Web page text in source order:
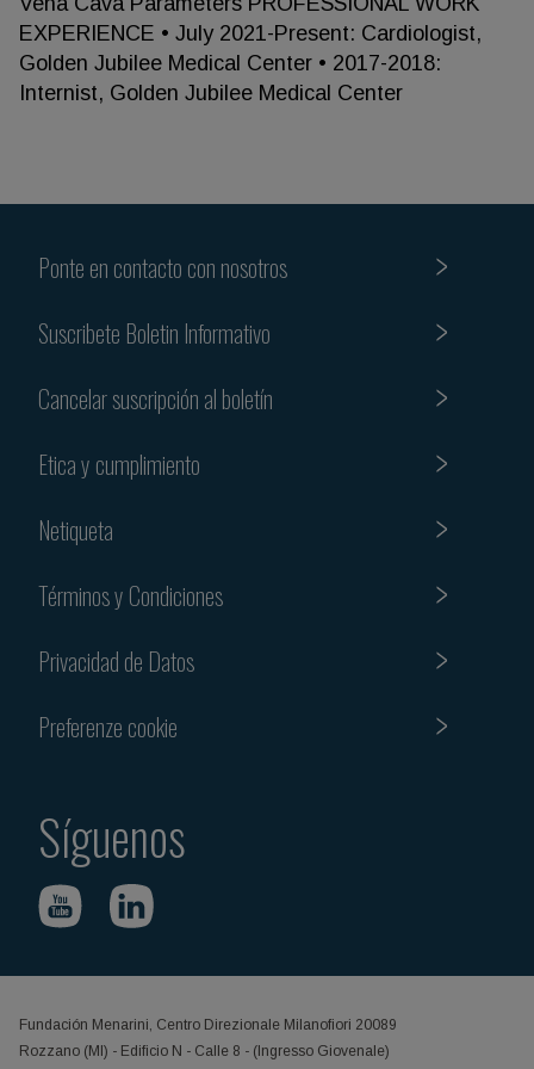
EXPERIENCE • July 2021-Present: Cardiologist,
Golden Jubilee Medical Center • 2017-2018:
Internist, Golden Jubilee Medical Center
Ponte en contacto con nosotros
Suscribete Boletin Informativo
Cancelar suscripción al boletín
Etica y cumplimiento
Netiqueta
Términos y Condiciones
Privacidad de Datos
Preferenze cookie
Síguenos
Fundación Menarini, Centro Direzionale Milanofiori 20089
Rozzano (MI) - Edificio N - Calle 8 - (Ingresso Giovenale)